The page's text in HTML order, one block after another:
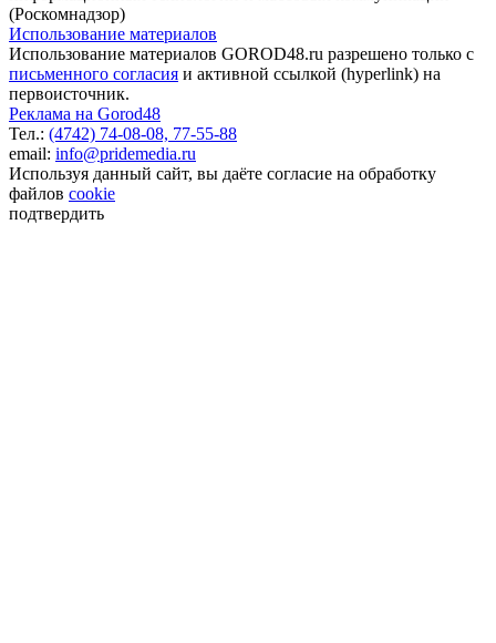
(Роскомнадзор)
Использование материалов
Использование материалов GOROD48.ru разрешено только с
письменного согласия и активной ссылкой (hyperlink) на
первоисточник.
Реклама на Gorod48
Тел.: (4742) 74-08-08, 77-55-88
email: info@pridemedia.ru
Используя данный сайт, вы даёте согласие на обработку
файлов cookie
подтвердить